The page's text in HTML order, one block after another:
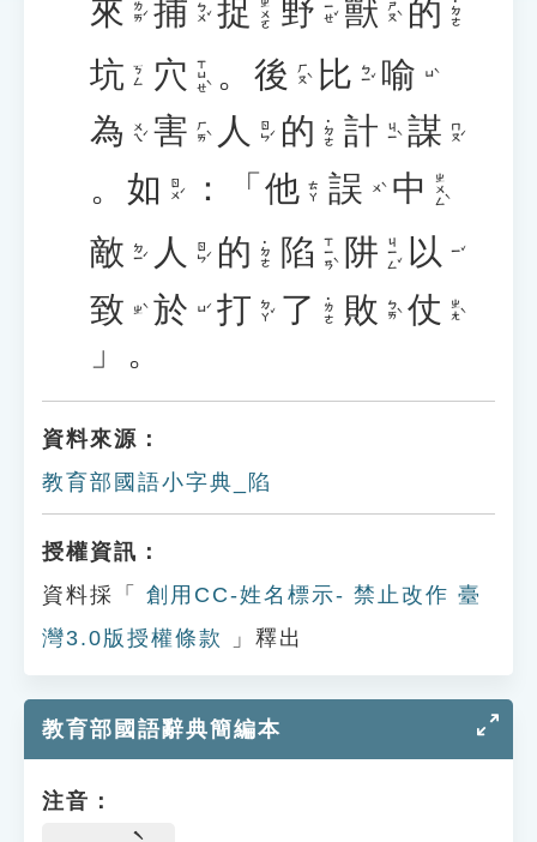
來 ㄌㄞˊ 捕 ㄅㄨˇ 捉 ㄓㄨㄛ 野 ㄧㄝˇ 獸 ㄕㄡˋ 的 ˙ㄉㄜ
坑 ㄎㄥ 穴 ㄒㄩㄝˋ 。 後 ㄏㄡˋ 比 ㄅㄧˇ 喻 ㄩˋ
為 ㄨㄟˊ 害 ㄏㄞˋ 人 ㄖㄣˊ 的 ˙ㄉㄜ 計 ㄐㄧˋ 謀 ㄇㄡˊ
。 如 ㄖㄨˊ ：「 他 ㄊㄚ 誤 ㄨˋ 中 ㄓㄨㄥˋ
敵 ㄉㄧˊ 人 ㄖㄣˊ 的 ˙ㄉㄜ 陷 ㄒㄧㄢˋ 阱 ㄐㄧㄥˇ 以 ㄧˇ
致 ㄓˋ 於 ㄩˊ 打 ㄉㄚˇ 了 ˙ㄌㄜ 敗 ㄅㄞˋ 仗 ㄓㄤˋ
」。
資料來源：
教育部國語小字典_陷
授權資訊：
資料採「
創用CC-姓名標示- 禁止改作 臺
灣3.0版授權條款
」釋出
教育部國語辭典簡編本
注音：